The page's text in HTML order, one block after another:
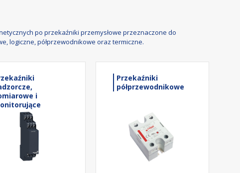
po przekaźniki przemysłowe przeznaczone do
logiczne, półprzewodnikowe oraz termiczne.
i
Przekaźniki
półprzewodnikowe